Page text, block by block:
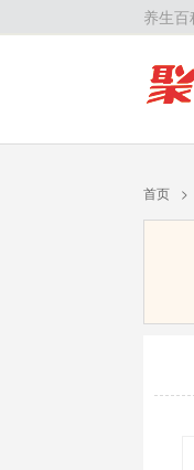
养生百
首页 >